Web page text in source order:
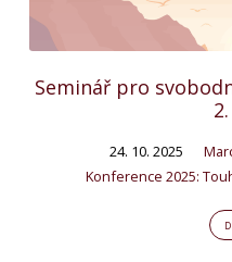
Různé
texty
Seminář pro
24. 10. 2025
Konference 2025: